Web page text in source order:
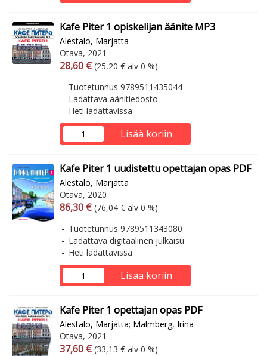
Kafe Piter 1 opiskelijan äänite MP3
Alestalo, Marjatta
Otava, 2021
Arvonlisäverollinen hinta
28,60 € Arvonlisäveroton hinta
(25,20 € alv 0 %)
Tuotetunnus 9789511435044
Ladattava äänitiedosto
Heti ladattavissa
Lisää koriin
Kafe Piter 1 uudistettu opettajan opas PDF
Alestalo, Marjatta
Otava, 2020
Arvonlisäverollinen hinta
86,30 € Arvonlisäveroton hinta
(76,04 € alv 0 %)
Tuotetunnus 9789511343080
Ladattava digitaalinen julkaisu
Heti ladattavissa
Lisää koriin
Kafe Piter 1 opettajan opas PDF
Alestalo, Marjatta; Malmberg, Irina
Otava, 2021
Arvonlisäverollinen hinta
37,60 € Arvonlisäveroton hinta
(33,13 € alv 0 %)